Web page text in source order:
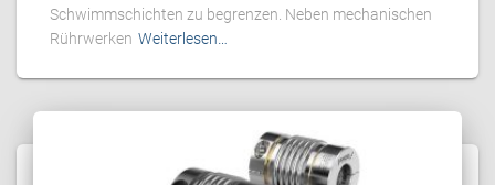
Schwimmschichten zu begrenzen. Neben mechanischen
Rührwerken Weiterlesen…